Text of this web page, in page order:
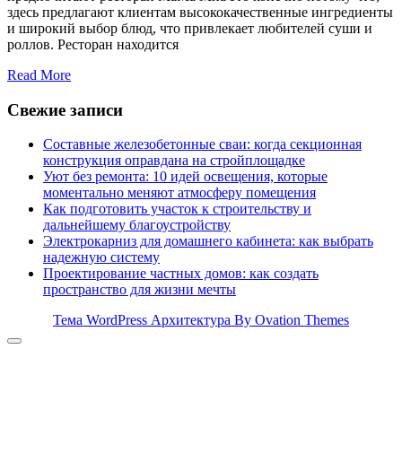
здесь предлагают клиентам высококачественные ингредиенты
и широкий выбор блюд, что привлекает любителей суши и
роллов. Ресторан находится
Read More
Свежие записи
Составные железобетонные сваи: когда секционная
конструкция оправдана на стройплощадке
Уют без ремонта: 10 идей освещения, которые
моментально меняют атмосферу помещения
Как подготовить участок к строительству и
дальнейшему благоустройству
Электрокарниз для домашнего кабинета: как выбрать
надежную систему
Проектирование частных домов: как создать
пространство для жизни мечты
Тема WordPress Архитектура By Ovation Themes